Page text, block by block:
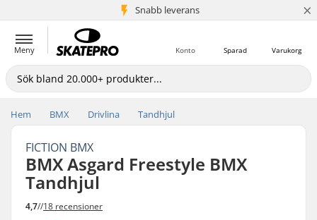
Snabb leverans
5+ milj. kunder ×
Meny Varukorg
Sparad
Konto
Hem BMX Drivlina Tandhjul
FICTION BMX
BMX Asgard Freestyle BMX
Tandhjul
4,7//18 recensioner